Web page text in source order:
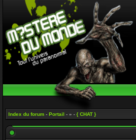
Index du forum - Portail - » - { CHAT }